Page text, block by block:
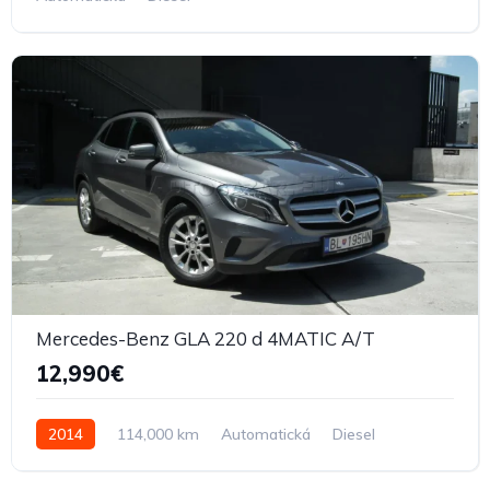
Mercedes-Benz GLA 220 d 4MATIC A/T
12,990€
2014 114,000 km Automatická Diesel